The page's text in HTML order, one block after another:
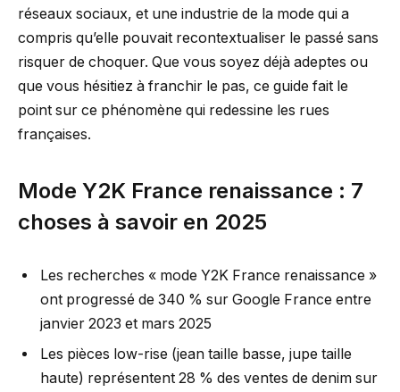
réseaux sociaux, et une industrie de la mode qui a
compris qu’elle pouvait recontextualiser le passé sans
risquer de choquer. Que vous soyez déjà adeptes ou
que vous hésitiez à franchir le pas, ce guide fait le
point sur ce phénomène qui redessine les rues
françaises.
Mode Y2K France renaissance : 7
choses à savoir en 2025
Les recherches « mode Y2K France renaissance »
ont progressé de 340 % sur Google France entre
janvier 2023 et mars 2025
Les pièces low-rise (jean taille basse, jupe taille
haute) représentent 28 % des ventes de denim sur